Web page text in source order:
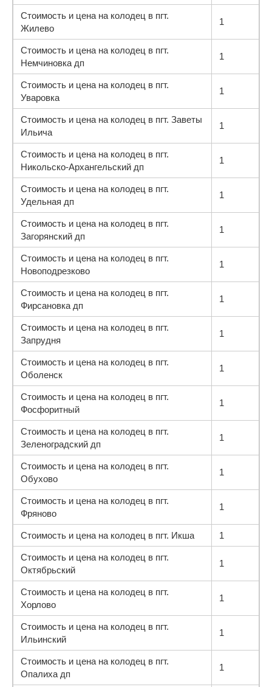
Стоимость и цена на колодец в пгт.
Жилево
1
Стоимость и цена на колодец в пгт.
Немчиновка дп
1
Стоимость и цена на колодец в пгт.
Уваровка
1
Стоимость и цена на колодец в пгт. Заветы
Ильича
1
Стоимость и цена на колодец в пгт.
Никольско-Архангельский дп
1
Стоимость и цена на колодец в пгт.
Удельная дп
1
Стоимость и цена на колодец в пгт.
Загорянский дп
1
Стоимость и цена на колодец в пгт.
Новоподрезково
1
Стоимость и цена на колодец в пгт.
Фирсановка дп
1
Стоимость и цена на колодец в пгт.
Запрудня
1
Стоимость и цена на колодец в пгт.
Оболенск
1
Стоимость и цена на колодец в пгт.
Фосфоритный
1
Стоимость и цена на колодец в пгт.
Зеленоградский дп
1
Стоимость и цена на колодец в пгт.
Обухово
1
Стоимость и цена на колодец в пгт.
Фряново
1
Стоимость и цена на колодец в пгт. Икша 1
Стоимость и цена на колодец в пгт.
Октябрьский
1
Стоимость и цена на колодец в пгт.
Хорлово
1
Стоимость и цена на колодец в пгт.
Ильинский
1
Стоимость и цена на колодец в пгт.
Опалиха дп
1